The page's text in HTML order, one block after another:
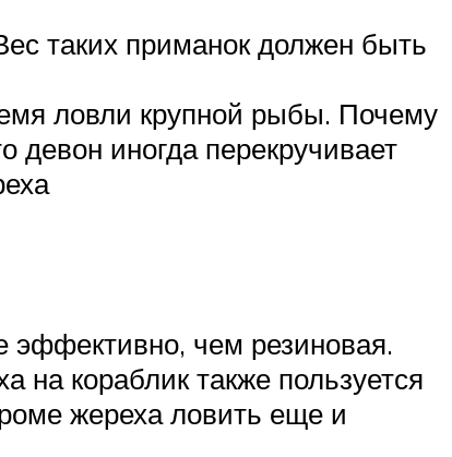
таких приманок должен быть
ловли крупной рыбы. Почему
девон иногда перекручивает
эффективно, чем резиновая.
на кораблик также пользуется
жереха ловить еще и